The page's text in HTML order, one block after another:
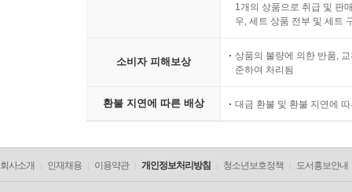
1개의 상품으로 취급 및 판
우, 세트 상품 전부 및 세트
소비자 피해보상
상품의 불량에 의한 반품,
준하여 처리됨
환불 지연에 따른 배상 대금 환불 및 환불 지연에
회사소개 인재채용 이용약관 개인정보처리방침 청소년보호정책 도서홍보안내